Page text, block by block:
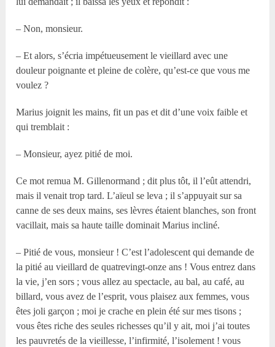
– Non, monsieur.
– Et alors, s’écria impétueusement le vieillard avec une
douleur poignante et pleine de colère, qu’est-ce que vous me
voulez ?
Marius joignit les mains, fit un pas et dit d’une voix faible et
qui tremblait :
– Monsieur, ayez pitié de moi.
Ce mot remua M. Gillenormand ; dit plus tôt, il l’eût attendri,
mais il venait trop tard. L’aïeul se leva ; il s’appuyait sur sa
canne de ses deux mains, ses lèvres étaient blanches, son front
vacillait, mais sa haute taille dominait Marius incliné.
– Pitié de vous, monsieur ! C’est l’adolescent qui demande de
la pitié au vieillard de quatrevingt-onze ans ! Vous entrez dans
la vie, j’en sors ; vous allez au spectacle, au bal, au café, au
billard, vous avez de l’esprit, vous plaisez aux femmes, vous
êtes joli garçon ; moi je crache en plein été sur mes tisons ;
vous êtes riche des seules richesses qu’il y ait, moi j’ai toutes
les pauvretés de la vieillesse, l’infirmité, l’isolement ! vous